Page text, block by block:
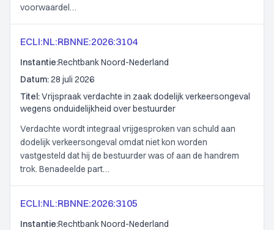
voorwaardel…
ECLI:NL:RBNNE:2026:3104
Instantie:Rechtbank Noord-Nederland
Datum:28 juli 2026
Titel:Vrijspraak verdachte in zaak dodelijk verkeersongeval
wegens onduidelijkheid over bestuurder
Verdachte wordt integraal vrijgesproken van schuld aan
dodelijk verkeersongeval omdat niet kon worden
vastgesteld dat hij de bestuurder was of aan de handrem
trok. Benadeelde part…
ECLI:NL:RBNNE:2026:3105
Instantie:Rechtbank Noord-Nederland